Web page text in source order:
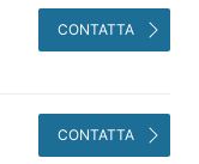
CONTATTA
CONTATTA